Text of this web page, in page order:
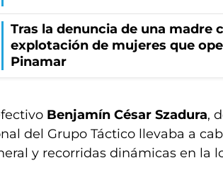
Tras la denuncia de una madre
explotación de mujeres que
Pinamar
Benjamín César Szadura,
del Grupo Táctico llevaba a
y recorridas dinámicas en la